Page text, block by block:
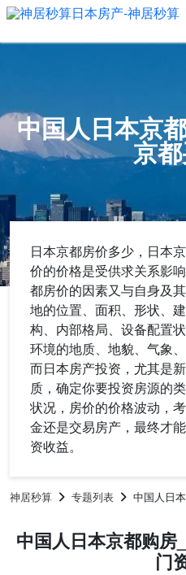
中国人日本京
京
日本京都房价多少，日本
价的价格是受供求关系影
都房价的因素又与自身及
地的位置、面积、形状、
构、内部格局、设备配置
环境的地质、地貌、气象
而日本房产投资，尤其是
质，确定你要投资房源的
状况，房价的价格波动，
金还是交易房产，最终才
资收益。
神居秒算 专题列表 中国人日
中国人日本京都购房
门